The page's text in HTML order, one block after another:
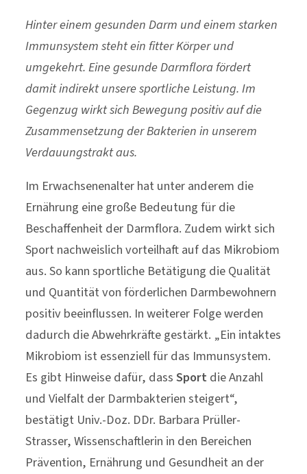
Hinter einem gesunden Darm und einem starken
Immunsystem steht ein fitter Körper und
umgekehrt. Eine gesunde Darmflora fördert
damit indirekt unsere sportliche Leistung. Im
Gegenzug wirkt sich Bewegung positiv auf die
Zusammensetzung der Bakterien in unserem
Verdauungstrakt aus.
Im Erwachsenenalter hat unter anderem die
Ernährung eine große Bedeutung für die
Beschaffenheit der Darmflora. Zudem wirkt sich
Sport nachweislich vorteilhaft auf das Mikrobiom
aus. So kann sportliche Betätigung die Qualität
und Quantität von förderlichen Darmbewohnern
positiv beeinflussen. In weiterer Folge werden
dadurch die Abwehrkräfte gestärkt. „Ein intaktes
Mikrobiom ist essenziell für das Immunsystem.
Es gibt Hinweise dafür, dassSportdie Anzahl
und Vielfalt der Darmbakterien steigert“,
bestätigt Univ.-Doz. DDr. Barbara Prüller-
Strasser, Wissenschaftlerin in den Bereichen
Prävention, Ernährung und Gesundheit an der